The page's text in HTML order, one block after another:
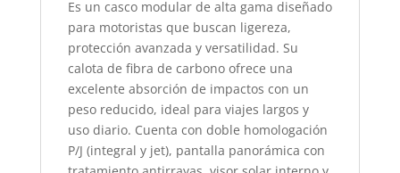
Es un casco modular de alta gama diseñado
para motoristas que buscan ligereza,
protección avanzada y versatilidad. Su
calota de fibra de carbono ofrece una
excelente absorción de impactos con un
peso reducido, ideal para viajes largos y
uso diario. Cuenta con doble homologación
P/J (integral y jet), pantalla panorámica con